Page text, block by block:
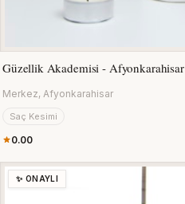
Güzellik Akademisi - Afyonkarahisar
Merkez, Afyonkarahisar
Saç Kesimi
0.00
✨ ONAYLI